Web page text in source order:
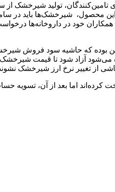
تامین‌کنندگان، تولید شیرخشک
محصول، شیرخشک‌ها باید در
به خرید ماده اولیه شیرخشک تخصیص داده می‌شود
از تغییر نرخ ارز شیرخشک
کرده‌اند اما بعد از آن،